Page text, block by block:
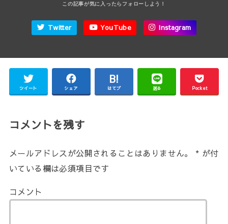
Twitter YouTube Instagram
ツイート シェア はてブ 送る Pocket
コメントを残す
メールアドレスが公開されることはありません。 * が付
いている欄は必須項目です
コメント